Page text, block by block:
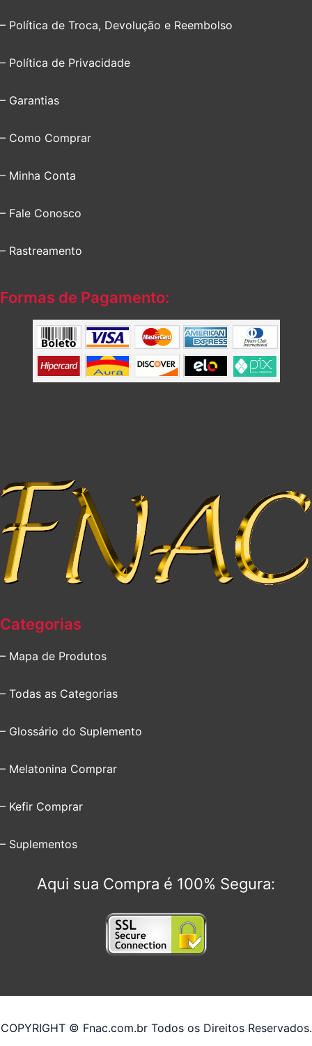
– Política de Troca, Devolução e Reembolso
– Política de Privacidade
– Garantias
– Como Comprar
– Minha Conta
– Fale Conosco
– Rastreamento
Formas de Pagamento:
Categorias
– Mapa de Produtos
– Todas as Categorias
– Glossário do Suplemento
– Melatonina Comprar
– Kefir Comprar
– Suplementos
Aqui sua Compra é 100% Segura:
COPYRIGHT © Fnac.com.br Todos os Direitos Reservados.